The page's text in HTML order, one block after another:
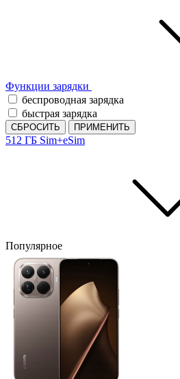
Функции зарядки
беспроводная зарядка
быстрая зарядка
СБРОСИТЬ ПРИМЕНИТЬ
512 ГБ Sim+eSim
Популярное